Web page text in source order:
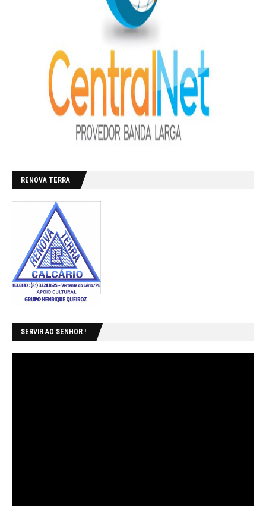
RENOVA TERRA
SERVIR AO SENHOR !